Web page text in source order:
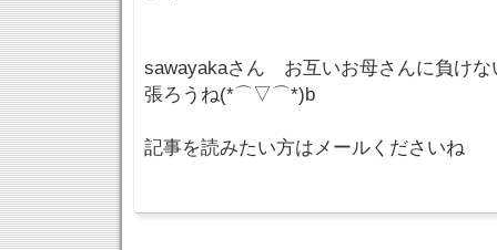
sawayakaさん お互いお母さんに負け
張ろうね(*⌒▽⌒*)b
記事を読みたい方はメールくださいね